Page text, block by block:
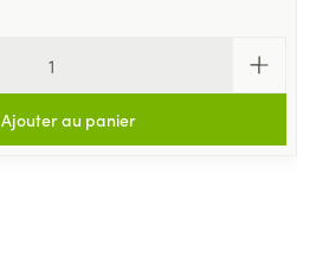
Ajouter au panier